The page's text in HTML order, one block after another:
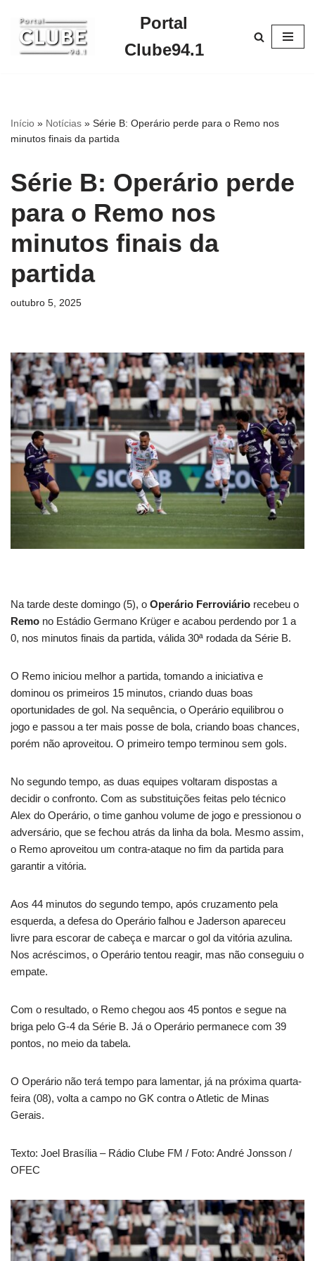
Pular
para
Portal
Clube94.1
Início » Notícias » Série B: Operário perde para o Remo nos
minutos finais da partida
Série B: Operário perde
para o Remo nos
minutos finais da
partida
outubro 5, 2025
Na tarde deste domingo (5), o Operário Ferroviário recebeu o
Remo no Estádio Germano Krüger e acabou perdendo por 1 a
0, nos minutos finais da partida, válida 30ª rodada da Série B.
O Remo iniciou melhor a partida, tomando a iniciativa e
dominou os primeiros 15 minutos, criando duas boas
oportunidades de gol. Na sequência, o Operário equilibrou o
jogo e passou a ter mais posse de bola, criando boas chances,
porém não aproveitou. O primeiro tempo terminou sem gols.
No segundo tempo, as duas equipes voltaram dispostas a
decidir o confronto. Com as substituições feitas pelo técnico
Alex do Operário, o time ganhou volume de jogo e pressionou o
adversário, que se fechou atrás da linha da bola. Mesmo assim,
o Remo aproveitou um contra-ataque no fim da partida para
garantir a vitória.
Aos 44 minutos do segundo tempo, após cruzamento pela
esquerda, a defesa do Operário falhou e Jaderson apareceu
livre para escorar de cabeça e marcar o gol da vitória azulina.
Nos acréscimos, o Operário tentou reagir, mas não conseguiu o
empate.
Com o resultado, o Remo chegou aos 45 pontos e segue na
briga pelo G-4 da Série B. Já o Operário permanece com 39
pontos, no meio da tabela.
O Operário não terá tempo para lamentar, já na próxima quarta-
feira (08), volta a campo no GK contra o Atletic de Minas
Gerais.
Texto: Joel Brasília – Rádio Clube FM / Foto: André Jonsson /
OFEC